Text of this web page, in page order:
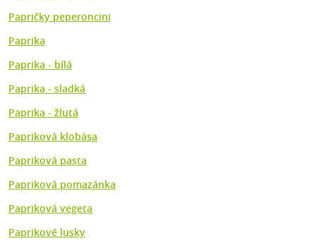
Papričky peperoncini
Paprika
Paprika - bílá
Paprika - sladká
Paprika - žlutá
Papriková klobása
Papriková pasta
Papriková pomazánka
Papriková vegeta
Paprikové lusky